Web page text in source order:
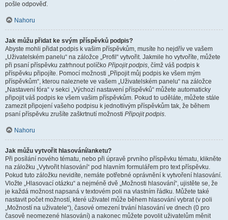
pošle odpověď.
Nahoru
Jak můžu přidat ke svým příspěvků podpis?
Abyste mohli přidat podpis k vašim příspěvkům, musíte ho nejdřív ve vašem
„Uživatelském panelu“ na záložce „Profil“ vytvořit. Jakmile ho vytvoříte, můžete
při psaní příspěvku zatrhnout políčko Připojit podpis, čímž váš podpis k
příspěvku připojíte. Pomocí možnosti „Připojit můj podpis ke všem mým
příspěvkům“, kterou naleznete ve vašem „Uživatelském panelu“ na záložce
„Nastavení fóra“ v sekci „Výchozí nastavení příspěvků“ můžete automaticky
připojit váš podpis ke všem vašim příspěvkům. Pokud to uděláte, můžete stále
zamezit připojení vašeho podpisu k jednotlivým příspěvkům tak, že během
psaní příspěvku zrušíte zaškrtnutí možnosti Připojit podpis.
Nahoru
Jak můžu vytvořit hlasování/anketu?
Při posílání nového tématu, nebo při úpravě prvního příspěvku tématu, klikněte
na záložku „Vytvořit hlasování“ pod hlavním formulářem pro text příspěvku.
Pokud tuto záložku nevidíte, nemáte potřebné oprávnění k vytvoření hlasování.
Vložte „Hlasovací otázku“ a nejméně dvě „Možnosti hlasování“, ujistěte se, že
je každá možnost napsaná v textovém poli na vlastním řádku. Můžete také
nastavit počet možností, které uživatel může během hlasování vybrat (v poli
„Možností na uživatele“), časové omezení trvání hlasování ve dnech (0 pro
časově neomezené hlasování) a nakonec můžete povolit uživatelům měnit